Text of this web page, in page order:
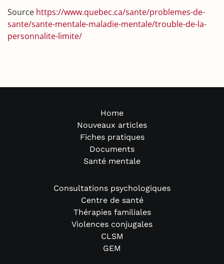
Source https://www.quebec.ca/sante/problemes-de-
sante/sante-mentale-maladie-mentale/trouble-de-la-
personnalite-limite/
Home
Nouveaux articles
Fiches pratiques
Documents
Santé mentale
Consultations psychologiques
Centre de santé
Thérapies familiales
Violences conjugales
CLSM
GEM